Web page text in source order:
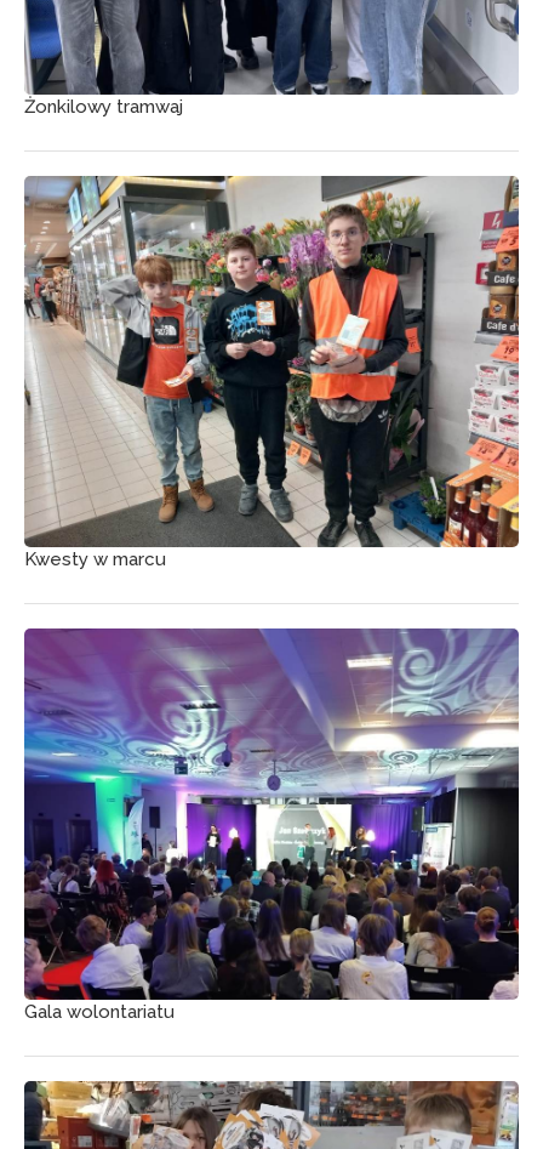
Żonkilowy tramwaj
Kwesty w marcu
Gala wolontariatu